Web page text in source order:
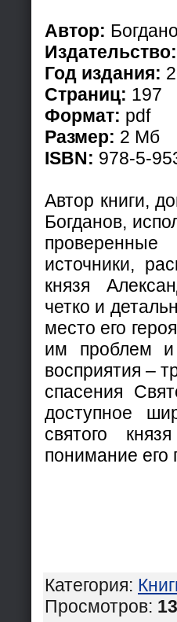
Автор:
Издательство:
Год издания:
Страниц: 197
Формат: pdf
Размер: 2 Мб
ISBN: 978-5-
Автор книги,
Богданов,
источники,
князя
четко и
место его
им проблем и
восприятия –
спасения
доступное
святого
понимание его
Категория:
Просмотров: